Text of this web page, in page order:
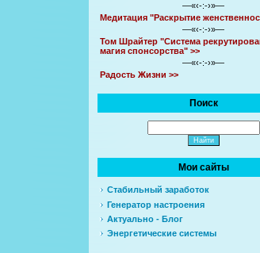
—«‹-:-›»—
Медитация "Раскрытие
—«‹-:-›»—
Том Шрайтер "Система
магия спонсорства" >>
—«‹-:-›»—
Радость Жизни >>
Поиск
Мои сайты
Стабильный заработок
Генератор настроения
Актуально - Блог
Энергетические системы